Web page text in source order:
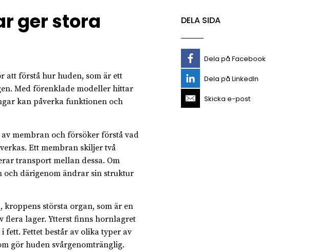
ger stora
att förstå hur huden, som är ett
Med förenklade modeller hittar
kan påverka funktionen och
membran och försöker förstå vad
Ett membran skiljer två
transport mellan dessa. Om
och därigenom ändrar sin struktur
största organ, som är en
flera lager. Ytterst finns hornlagret
fett. Fettet består av olika typer av
gör huden svårgenomtränglig.
DELA SIDA
Dela på Facebook
Dela på LinkedIn
Skicka e-post